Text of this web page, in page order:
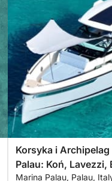
Korsyka i
Palau: Koń, Lavezzi,
Spargi
Marina Palau, Palau,